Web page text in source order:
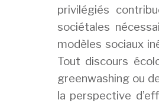
privilégiés
sociétales
modèles sociaux
Tout discours
greenwashing ou
la perspective